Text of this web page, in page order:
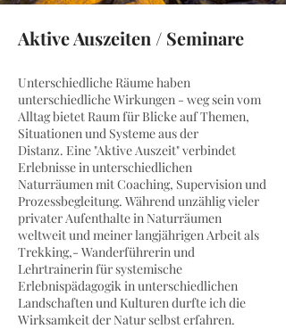
Aktive Auszeiten / Seminare
Unterschiedliche Räume haben
unterschiedliche Wirkungen - weg sein vom
Alltag bietet Raum für Blicke auf Themen,
Situationen und Systeme aus der
Distanz. Eine "Aktive Auszeit" verbindet
Erlebnisse in unterschiedlichen
Naturräumen mit Coaching, Supervision und
Prozessbegleitung. Während unzählig vieler
privater Aufenthalte in Naturräumen
weltweit und meiner langjährigen Arbeit als
Trekking,- Wanderführerin und
Lehrtrainerin für systemische
Erlebnispädagogik in unterschiedlichen
Landschaften und Kulturen durfte ich die
Wirksamkeit der Natur selbst erfahren.